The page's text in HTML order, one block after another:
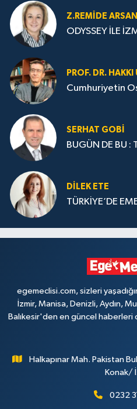
Z.REMIDE ARSAN
ODYSSEY İLE
PROF. DR. HAKKI
Cumhuriyetin
SERHAT GOBİ
BUGÜN DE BU :
DILEK ETE
TÜRKİYE’DE
egemeclisi.com, sizleri
İzmir, Manisa, Denizli, Aydın,
Balıkesir'den en güncel haberleri
Halkapınar Mah. Pakistan
Konak/
0232